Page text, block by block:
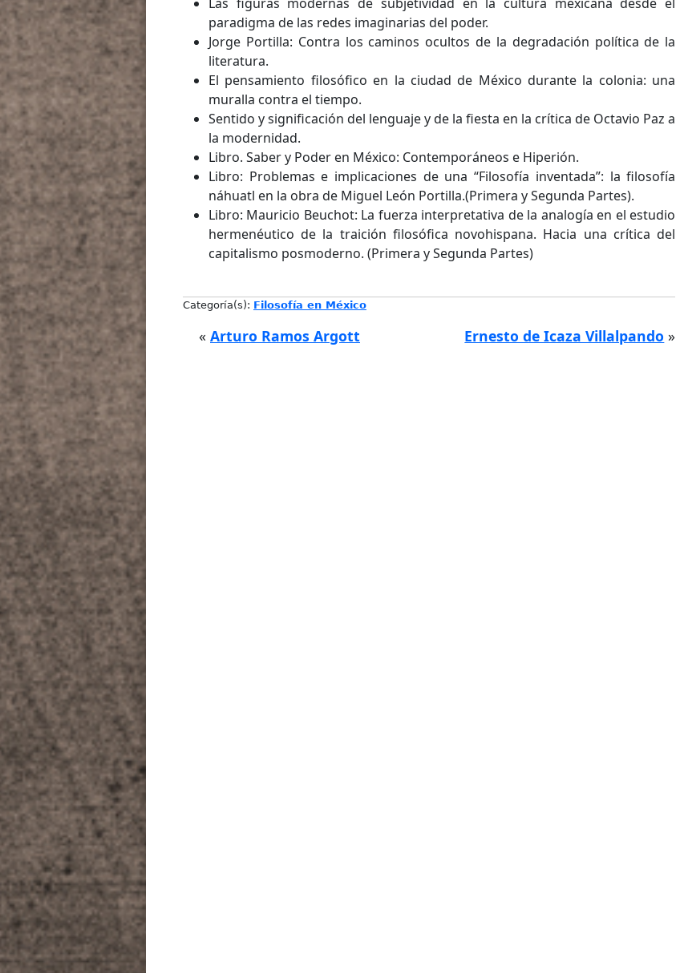
paradigma de las redes imaginarias del poder.
Jorge Portilla: Contra los caminos ocultos de la degradación política de la
literatura.
El pensamiento filosófico en la ciudad de México durante la colonia: una
muralla contra el tiempo.
Sentido y significación del lenguaje y de la fiesta en la crítica de Octavio Paz a
la modernidad.
Libro. Saber y Poder en México: Contemporáneos e Hiperión.
Libro: Problemas e implicaciones de una “Filosofía inventada”: la filosofía
náhuatl en la obra de Miguel León Portilla.(Primera y Segunda Partes).
Libro: Mauricio Beuchot: La fuerza interpretativa de la analogía en el estudio
hermenéutico de la traición filosófica novohispana. Hacia una crítica del
capitalismo posmoderno. (Primera y Segunda Partes)
Categoría(s): Filosofía en México
« Arturo Ramos Argott Ernesto de Icaza Villalpando »